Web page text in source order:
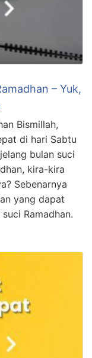
– Yuk,
Bismillah,
di hari Sabtu
bulan suci
kira-kira
Sebenarnya
yang dapat
Ramadhan.